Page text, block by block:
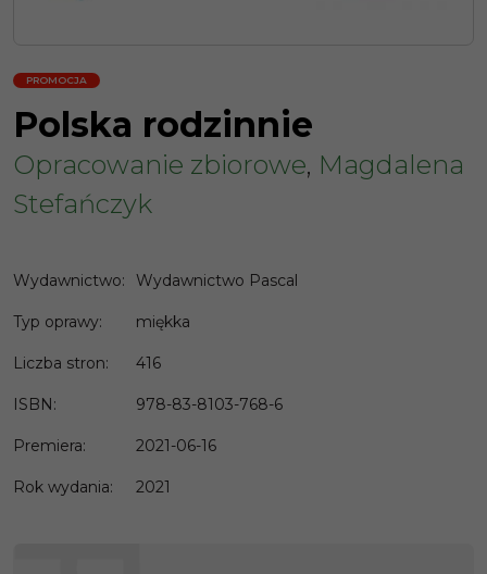
PROMOCJA
Polska rodzinnie
Opracowanie zbiorowe, Magdalena
Stefańczyk
Wydawnictwo: Wydawnictwo Pascal
Typ oprawy: miękka
Liczba stron: 416
ISBN: 978-83-8103-768-6
Premiera: 2021-06-16
Rok wydania: 2021